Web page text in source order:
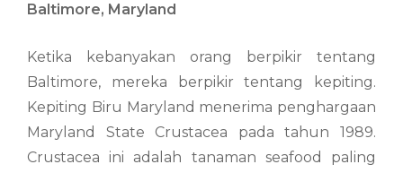
Baltimore, Maryland
Ketika kebanyakan orang berpikir tentang
Baltimore, mereka berpikir tentang kepiting.
Kepiting Biru Maryland menerima penghargaan
Maryland State Crustacea pada tahun 1989.
Crustacea ini adalah tanaman seafood paling